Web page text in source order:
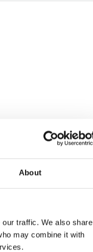
About
traffic. We also share
may combine it with